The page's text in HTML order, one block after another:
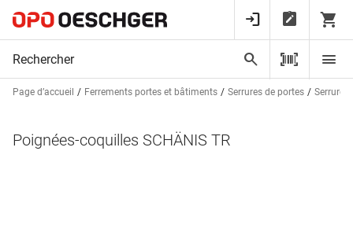
Page d’accueil Ferrements portes et bâtiments Serrures de portes
Poignées-coquilles SCHÄNIS TR